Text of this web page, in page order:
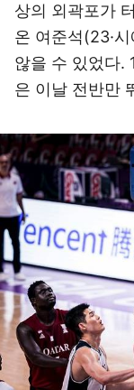
상의 외곽포가
온 여준석(23·
않을 수 있었다.
은 이날 전반만